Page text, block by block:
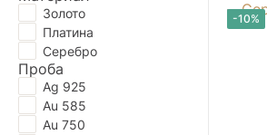
Золото
Платина
Серебро
Проба
Ag 925
Au 585
Au 750
-10%